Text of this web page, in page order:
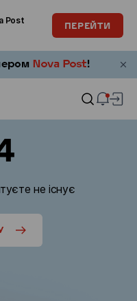
Post
ПЕРЕЙТИ
не існує